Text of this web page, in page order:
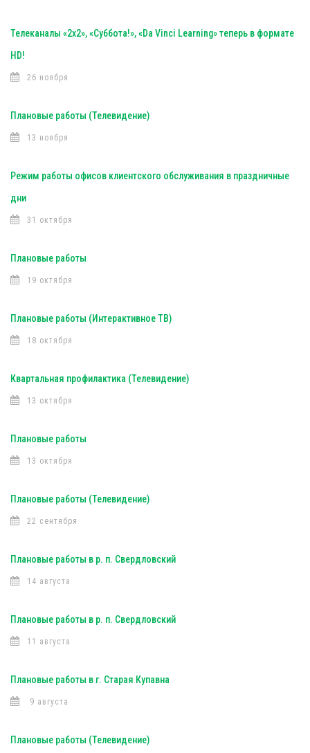
Телеканалы «2х2», «Суббота!», «Da Vinci Learning» теперь в формате
HD!
26 ноября
Плановые работы (Телевидение)
13 ноября
Режим работы офисов клиентского обслуживания в праздничные
дни
31 октября
Плановые работы
19 октября
Плановые работы (Интерактивное ТВ)
18 октября
Квартальная профилактика (Телевидение)
13 октября
Плановые работы
13 октября
Плановые работы (Телевидение)
22 сентября
Плановые работы в р. п. Свердловский
14 августа
Плановые работы в р. п. Свердловский
11 августа
Плановые работы в г. Старая Купавна
9 августа
Плановые работы (Телевидение)